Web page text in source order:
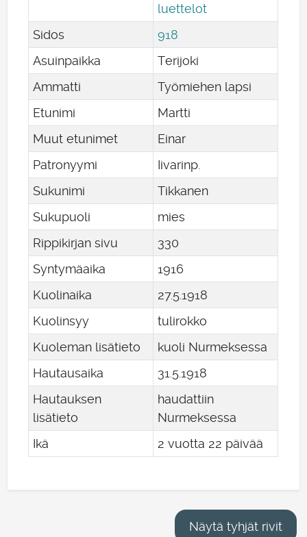
luettelot
Sidos
918
Asuinpaikka
Terijoki
Ammatti
Työmiehen lapsi
Etunimi
Martti
Muut etunimet
Einar
Patronyymi
Iivarinp.
Sukunimi
Tikkanen
Sukupuoli
mies
Rippikirjan sivu
330
Syntymäaika
1916
Kuolinaika
27.5.1918
Kuolinsyy
tulirokko
Kuoleman lisätieto
kuoli Nurmeksessa
Hautausaika
31 5.1918
Hautauksen
lisätieto
haudattiin
Nurmeksessa
Ikä
2 vuotta 22 päivää
Näytä tyhjät rivit